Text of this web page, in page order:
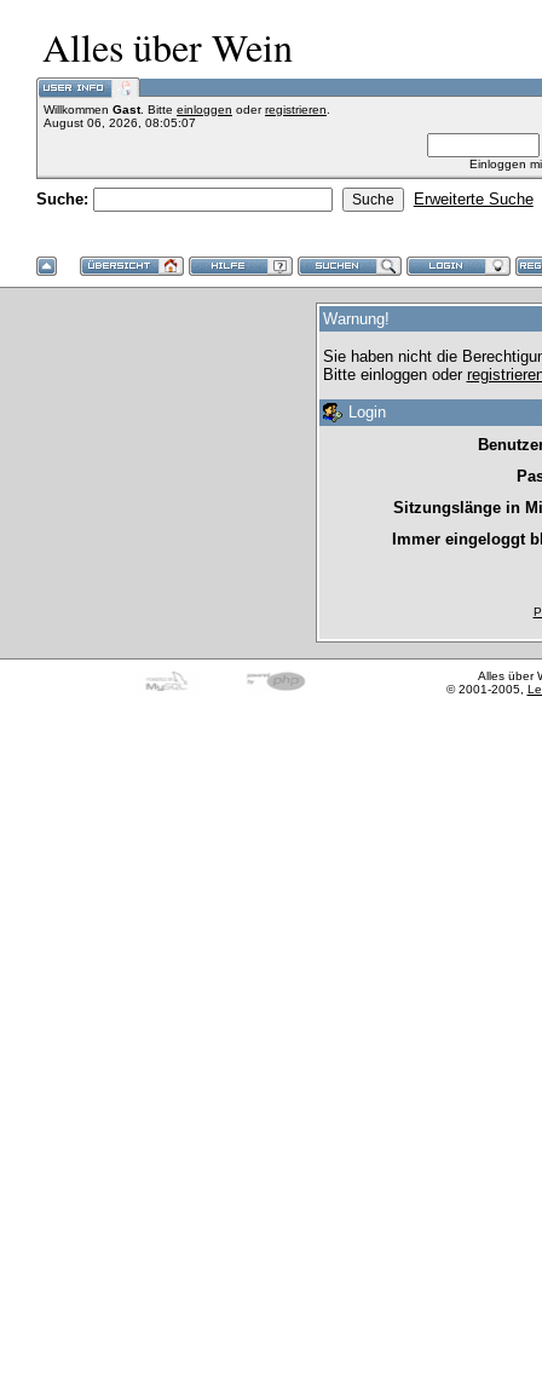
Alles über Wein
Willkommen Gast. Bitte einloggen oderregistrieren
August 06, 2026, 08:05:07
Einloggen
Suche: Erweiterte Suche
Warnung!
Sie haben nicht die
Bitte einloggen oder
Login
Sitzungslänge in
Immer eingeloggt
Alles über
© 2001-2005,